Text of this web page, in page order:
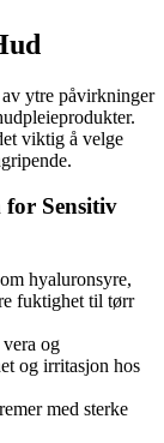
ytre påvirkninger
viktig å velge
for Sensitiv
hyaluronsyre,
fuktighet til tørr
og
og irritasjon hos
med sterke